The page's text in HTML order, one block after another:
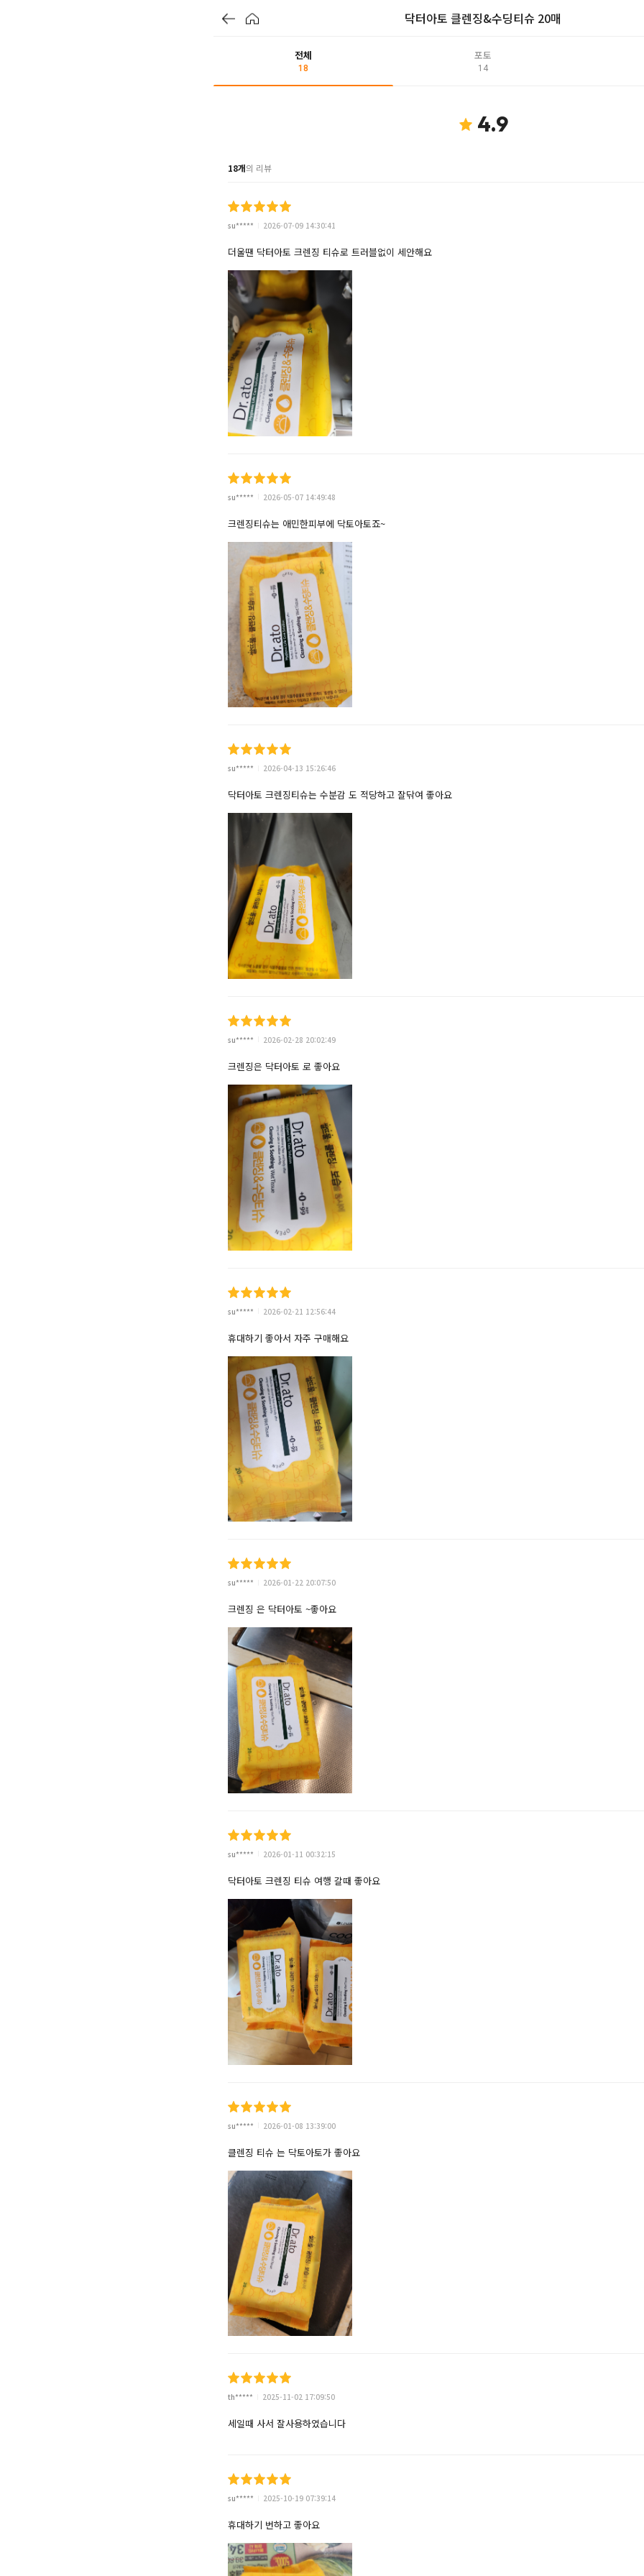
닥터아토 클렌징&수딩티슈 20매
전체
18
포토
14
4.9
18개의 리뷰
su***** 2026-07-09 14:30:41
더울땐 닥터아토 크렌징 티슈로 트러블없이 세안해요
su***** 2026-05-07 14:49:48
크렌징티슈는 애민한피부에 닥토아토죠~
su***** 2026-04-13 15:26:46
닥터아토 크렌징티슈는 수분감 도 적당하고 잘닦여 좋아요
su***** 2026-02-28 20:02:49
크렌징은 닥터아토 로 좋아요
su***** 2026-02-21 12:56:44
휴대하기 좋아서 자주 구매해요
su***** 2026-01-22 20:07:50
크렌징 은 닥터아토 ~좋아요
su***** 2026-01-11 00:32:15
닥터아토 크렌징 티슈 여행 갈때 좋아요
su***** 2026-01-08 13:39:00
클렌징 티슈 는 닥토아토가 좋아요
th***** 2025-11-02 17:09:50
세일때 사서 잘사용하였습니다
su***** 2025-10-19 07:39:14
휴대하기 번하고 좋아요